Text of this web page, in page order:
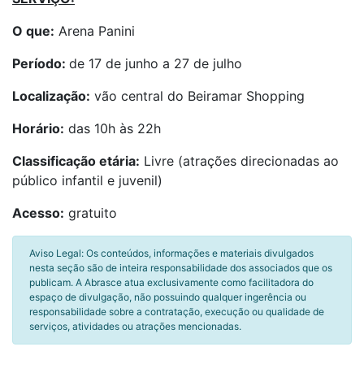
O que: Arena Panini
Período: de 17 de junho a 27 de julho
Localização: vão central do Beiramar Shopping
Horário: das 10h às 22h
Classificação etária: Livre (atrações direcionadas ao
público infantil e juvenil)
Acesso: gratuito
Aviso Legal: Os conteúdos, informações e materiais divulgados
nesta seção são de inteira responsabilidade dos associados que os
publicam. A Abrasce atua exclusivamente como facilitadora do
espaço de divulgação, não possuindo qualquer ingerência ou
responsabilidade sobre a contratação, execução ou qualidade de
serviços, atividades ou atrações mencionadas.